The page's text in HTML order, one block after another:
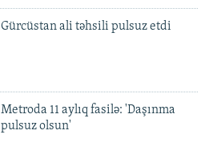
Gürcüstan ali təhsili pulsuz etdi
Metroda 11 aylıq fasilə: 'Daşınma
pulsuz olsun'